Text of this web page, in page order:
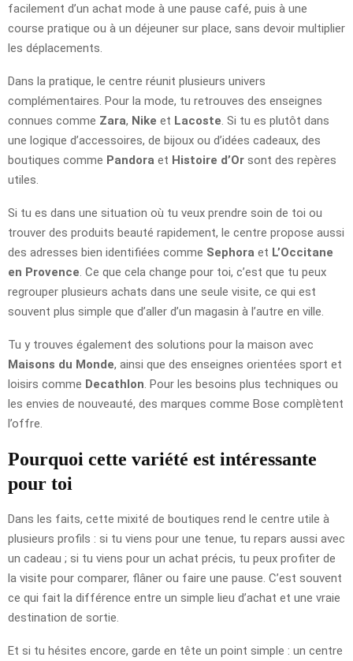
facilement d’un achat mode à une pause café, puis à une
course pratique ou à un déjeuner sur place, sans devoir multiplier
les déplacements.
Dans la pratique, le centre réunit plusieurs univers
complémentaires. Pour la mode, tu retrouves des enseignes
connues comme Zara, Nike et Lacoste . Si tu es plutôt dans
une logique d’accessoires, de bijoux ou d’idées cadeaux, des
boutiques comme Pandora et Histoire d’Or sont des repères
utiles.
Si tu es dans une situation où tu veux prendre soin de toi ou
trouver des produits beauté rapidement, le centre propose aussi
des adresses bien identifiées comme Sephora et L’Occitane
en Provence . Ce que cela change pour toi, c’est que tu peux
regrouper plusieurs achats dans une seule visite, ce qui est
souvent plus simple que d’aller d’un magasin à l’autre en ville.
Tu y trouves également des solutions pour la maison avec
Maisons du Monde, ainsi que des enseignes orientées sport et
loisirs comme Decathlon . Pour les besoins plus techniques ou
les envies de nouveauté, des marques comme Bose complètent
l’offre.
Pourquoi cette variété est intéressante
pour toi
Dans les faits, cette mixité de boutiques rend le centre utile à
plusieurs profils : si tu viens pour une tenue, tu repars aussi avec
un cadeau ; si tu viens pour un achat précis, tu peux profiter de
la visite pour comparer, flâner ou faire une pause. C’est souvent
ce qui fait la différence entre un simple lieu d’achat et une vraie
destination de sortie.
Et si tu hésites encore, garde en tête un point simple : un centre